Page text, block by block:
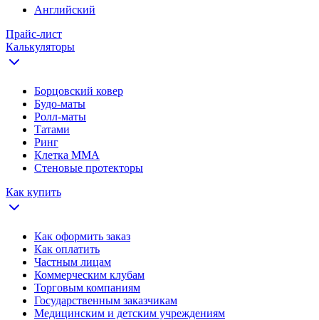
Английский
Прайс-лист
Калькуляторы
Борцовский ковер
Будо-маты
Ролл-маты
Татами
Ринг
Клетка ММА
Стеновые протекторы
Как купить
Как оформить заказ
Как оплатить
Частным лицам
Коммерческим клубам
Торговым компаниям
Государственным заказчикам
Медицинским и детским учреждениям